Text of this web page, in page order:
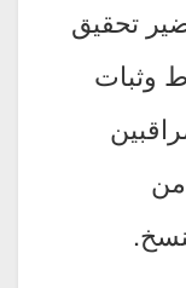
تحقيق
وثبات
من